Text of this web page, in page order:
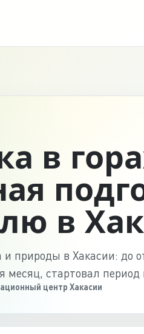
в
в
и природы в Хакасии: до
месяц, стартовал
центр Хакасии